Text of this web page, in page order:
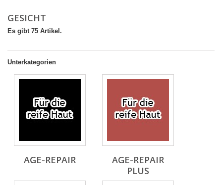
GESICHT
Es gibt 75 Artikel.
Unterkategorien
AGE-REPAIR
AGE-REPAIR
PLUS